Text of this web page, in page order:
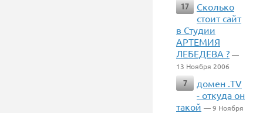
17
Сколько
стоит сайт
в Студии
АРТЕМИЯ
ЛЕБЕДЕВА ? —
13 Ноября 2006
7
домен .TV
- откуда он
такой — 9 Ноября